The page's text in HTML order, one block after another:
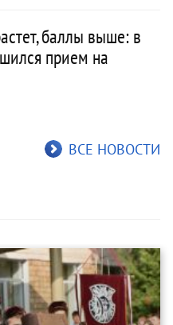
баллы выше: в
прием на
ВСЕ НОВОСТИ